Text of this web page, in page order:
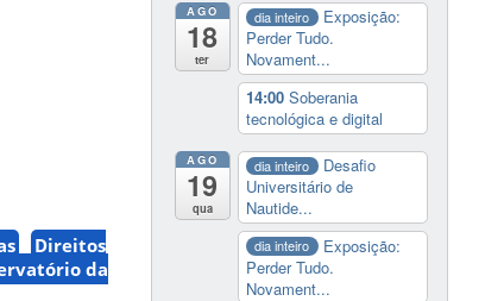
Direitos
da
AGO
18
ter
dia inteiro
Exposição:
Perder Tudo.
Novament...
14:00 Soberania
tecnológica e digital
AGO
19
qua
dia inteiro
Desafio
Universitário de
Nautide...
dia inteiro
Exposição:
Perder Tudo.
Novament...